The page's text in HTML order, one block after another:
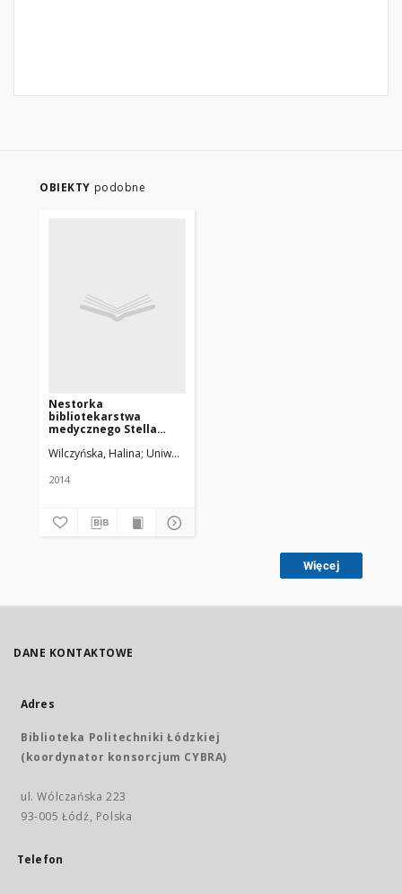
OBIEKTY podobne
Nestorka
bibliotekarstwa
medycznego Stella
Wilczyńska, Halina Uniwersytet Medyczny w Łodzi
2014
Więcej
DANE KONTAKTOWE
Adres
Biblioteka Politechniki Łódzkiej
(koordynator konsorcjum CYBRA)
ul. Wólczańska 223
93-005 Łódź, Polska
Telefon